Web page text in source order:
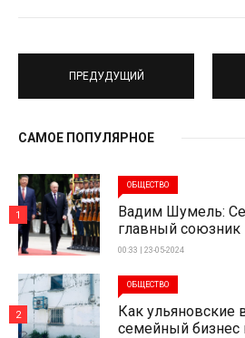
ПРЕДУДУЩИЙ
САМОЕ ПОПУЛЯРНОЕ
ОБЩЕСТВО
Вадим Шумель:
главный союзник
00:33 | 23-05-2024
1
ОБЩЕСТВО
Как ульяновские
семейный бизнес
2